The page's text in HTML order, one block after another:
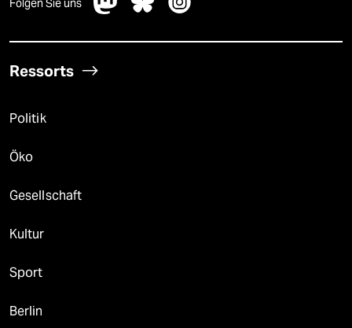
Folgen Sie uns
Ressorts
Politik
Öko
Gesellschaft
Kultur
Sport
Berlin